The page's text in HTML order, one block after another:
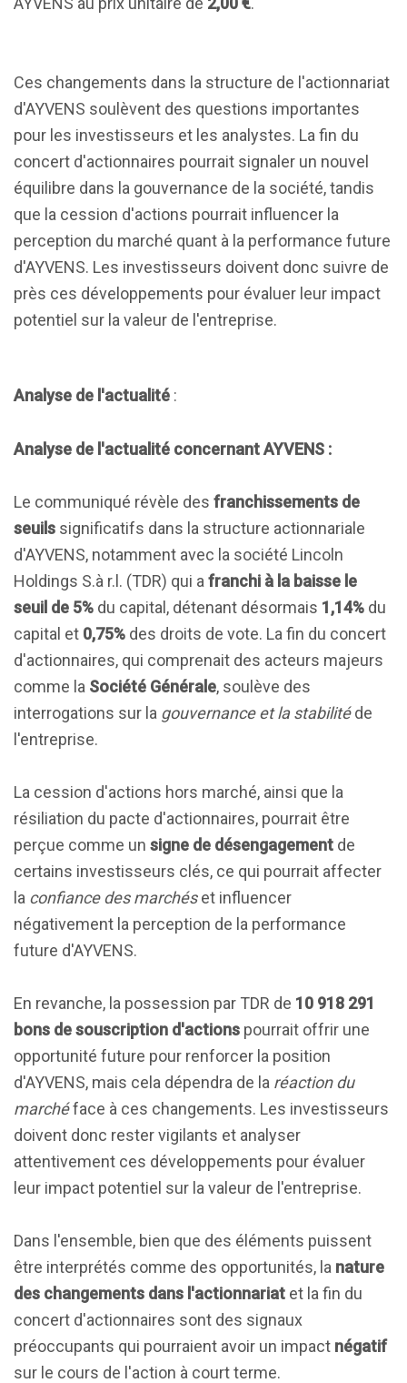
Ces changements dans la structure de l'actionnariat
d'AYVENS soulèvent des questions importantes
pour les investisseurs et les analystes. La fin du
concert d'actionnaires pourrait signaler un nouvel
équilibre dans la gouvernance de la société, tandis
que la cession d'actions pourrait influencer la
perception du marché quant à la performance future
d'AYVENS. Les investisseurs doivent donc suivre de
près ces développements pour évaluer leur impact
potentiel sur la valeur de l'entreprise.
Analyse de l'actualité :
Analyse de l'actualité concernant AYVENS :
Le communiqué révèle des franchissements de
seuils significatifs dans la structure actionnariale
d'AYVENS, notamment avec la société Lincoln
Holdings S.à r.l. (TDR) qui a franchi à la baisse le
seuil de 5% du capital, détenant désormais 1,14% du
capital et 0,75% des droits de vote. La fin du concert
d'actionnaires, qui comprenait des acteurs majeurs
comme la Société Générale, soulève des
interrogations sur la gouvernance et la stabilitéde
l'entreprise.
La cession d'actions hors marché, ainsi que la
résiliation du pacte d'actionnaires, pourrait être
perçue comme un signe de désengagement de
certains investisseurs clés, ce qui pourrait affecter
la confiance des marchéset influencer
négativement la perception de la performance
future d'AYVENS.
En revanche, la possession par TDR de 10 918 291
bons de souscription d'actions pourrait offrir une
opportunité future pour renforcer la position
d'AYVENS, mais cela dépendra de la réaction du
marchéface à ces changements. Les investisseurs
doivent donc rester vigilants et analyser
attentivement ces développements pour évaluer
leur impact potentiel sur la valeur de l'entreprise.
Dans l'ensemble, bien que des éléments puissent
être interprétés comme des opportunités, la nature
des changements dans l'actionnariat et la fin du
concert d'actionnaires sont des signaux
préoccupants qui pourraient avoir un impact négatif
sur le cours de l'action à court terme.